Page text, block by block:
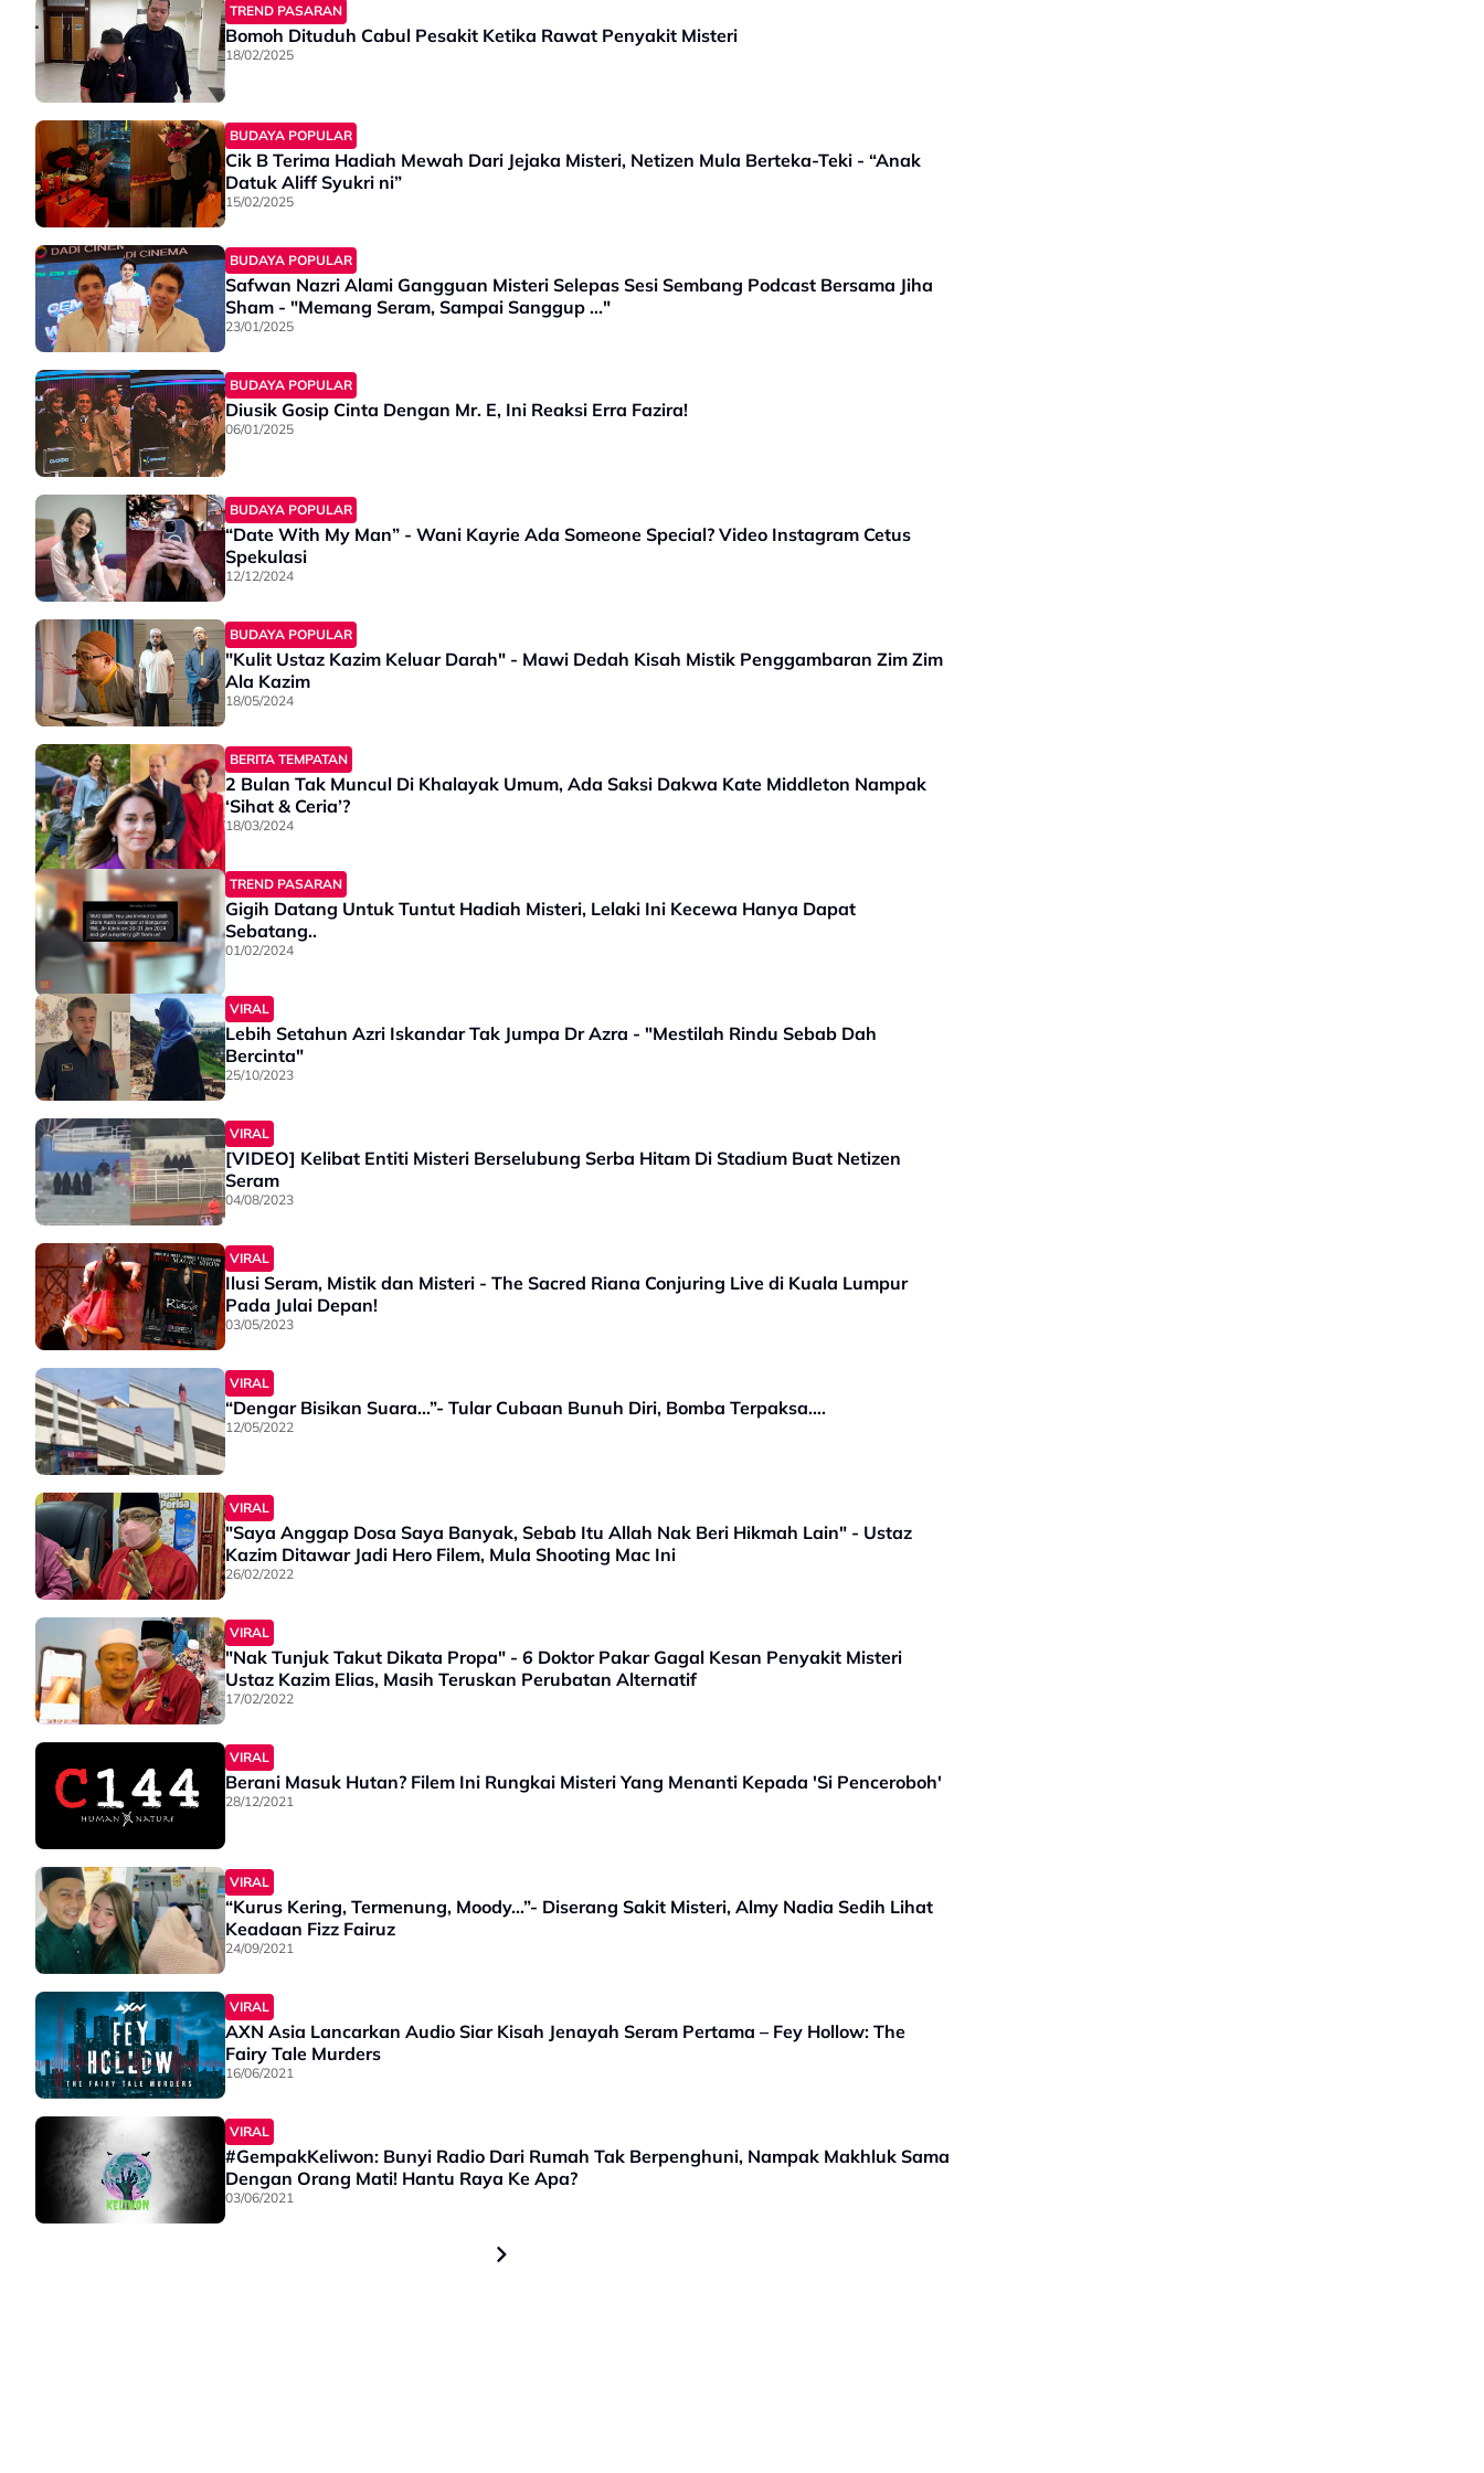
TREND PASARAN
Bomoh Dituduh Cabul Pesakit Ketika Rawat Penyakit Misteri
18/02/2025
BUDAYA POPULAR
Cik B Terima Hadiah Mewah Dari Jejaka Misteri, Netizen Mula Berteka-Teki - “Anak
Datuk Aliff Syukri ni”
15/02/2025
BUDAYA POPULAR
Safwan Nazri Alami Gangguan Misteri Selepas Sesi Sembang Podcast Bersama Jiha
Sham - "Memang Seram, Sampai Sanggup ..."
23/01/2025
BUDAYA POPULAR
Diusik Gosip Cinta Dengan Mr. E, Ini Reaksi Erra Fazira!
06/01/2025
BUDAYA POPULAR
“Date With My Man” - Wani Kayrie Ada Someone Special? Video Instagram Cetus
Spekulasi
12/12/2024
BUDAYA POPULAR
"Kulit Ustaz Kazim Keluar Darah" - Mawi Dedah Kisah Mistik Penggambaran Zim Zim
Ala Kazim
18/05/2024
BERITA TEMPATAN
2 Bulan Tak Muncul Di Khalayak Umum, Ada Saksi Dakwa Kate Middleton Nampak
‘Sihat & Ceria’?
18/03/2024
TREND PASARAN
Gigih Datang Untuk Tuntut Hadiah Misteri, Lelaki Ini Kecewa Hanya Dapat
Sebatang..
01/02/2024
VIRAL
Lebih Setahun Azri Iskandar Tak Jumpa Dr Azra - "Mestilah Rindu Sebab Dah
Bercinta"
25/10/2023
VIRAL
[VIDEO] Kelibat Entiti Misteri Berselubung Serba Hitam Di Stadium Buat Netizen
Seram
04/08/2023
VIRAL
Ilusi Seram, Mistik dan Misteri - The Sacred Riana Conjuring Live di Kuala Lumpur
Pada Julai Depan!
03/05/2023
VIRAL
“Dengar Bisikan Suara…”- Tular Cubaan Bunuh Diri, Bomba Terpaksa….
12/05/2022
VIRAL
"Saya Anggap Dosa Saya Banyak, Sebab Itu Allah Nak Beri Hikmah Lain" - Ustaz
Kazim Ditawar Jadi Hero Filem, Mula Shooting Mac Ini
26/02/2022
VIRAL
"Nak Tunjuk Takut Dikata Propa" - 6 Doktor Pakar Gagal Kesan Penyakit Misteri
Ustaz Kazim Elias, Masih Teruskan Perubatan Alternatif
17/02/2022
VIRAL
Berani Masuk Hutan? Filem Ini Rungkai Misteri Yang Menanti Kepada 'Si Penceroboh'
28/12/2021
VIRAL
“Kurus Kering, Termenung, Moody…”- Diserang Sakit Misteri, Almy Nadia Sedih Lihat
Keadaan Fizz Fairuz
24/09/2021
VIRAL
AXN Asia Lancarkan Audio Siar Kisah Jenayah Seram Pertama – Fey Hollow: The
Fairy Tale Murders
16/06/2021
VIRAL
#GempakKeliwon: Bunyi Radio Dari Rumah Tak Berpenghuni, Nampak Makhluk Sama
Dengan Orang Mati! Hantu Raya Ke Apa?
03/06/2021